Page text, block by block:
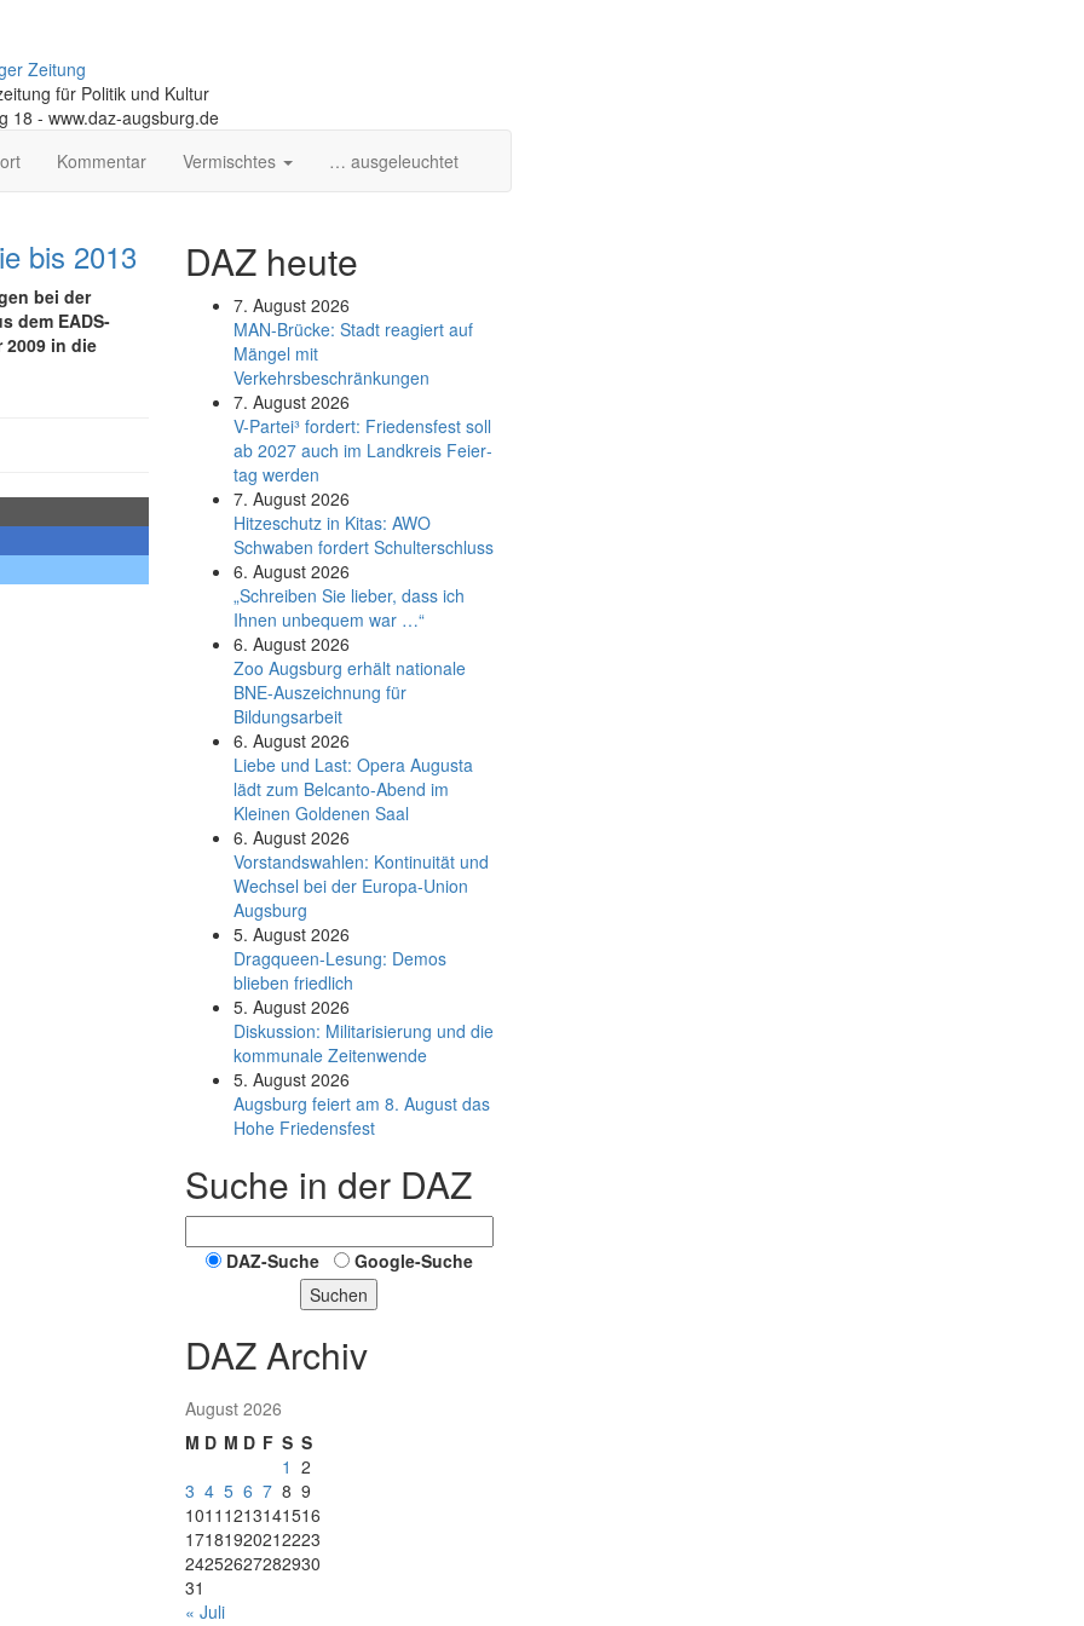
Zeitung
für Politik und Kultur
18 - www.daz-augsburg.de
Kommentar Vermischtes … ausgeleuchtet
bis 2013
bei der
dem EADS-
2009 in die
DAZ heute
7. August 2026
MAN-Brücke: Stadt reagiert auf
Mängel mit
Verkehrsbeschränkungen
7. August 2026
V-Partei­³ fordert: Friedens­fest soll
ab 2027 auch im Land­kreis Feier­
tag werden
7. August 2026
Hitzeschutz in Kitas: AWO
Schwaben fordert Schulterschluss
6. August 2026
„Schreiben Sie lieber, dass ich
Ihnen unbequem war …“
6. August 2026
Zoo Augsburg erhält nationale
BNE-Auszeichnung für
Bildungsarbeit
6. August 2026
Liebe und Last: Opera Augusta
lädt zum Belcanto-Abend im
Kleinen Goldenen Saal
6. August 2026
Vorstandswahlen: Kontinuität und
Wechsel bei der Europa-Union
Augsburg
5. August 2026
Dragqueen-Lesung: Demos
blieben friedlich
5. August 2026
Diskussion: Mi­li­ta­ri­sie­rung und die
kommunale Zeitenwende
5. August 2026
Augsburg feiert am 8. August das
Hohe Friedensfest
Suche in der DAZ
DAZ-Suche
Google-Suche
Suchen
DAZ Archiv
August 2026
M D M D F S S
1 2
3 4 5 6 7 8 9
1011 1213141516
17181920212223
24252627282930
31
« Juli